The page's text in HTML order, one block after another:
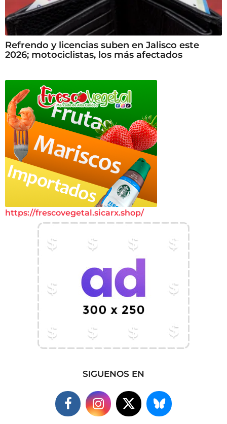
Refrendo y licencias suben en Jalisco este
2026; motociclistas, los más afectados
https://frescovegetal.sicarx.shop/
SIGUENOS EN